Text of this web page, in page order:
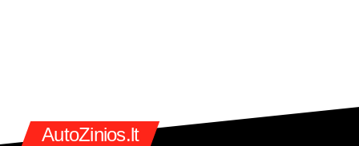
AutoZinios.lt